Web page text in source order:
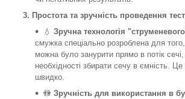
3. Простота та зручність проведення
💧 Зручна технологія
смужка спеціально розроблена для
можна було занурити прямо в потік
необхідності збирати сечу в ємність.
швидко.
🚻 Зручність для використання в